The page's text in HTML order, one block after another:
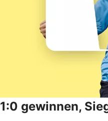
1:0 gewinnen,